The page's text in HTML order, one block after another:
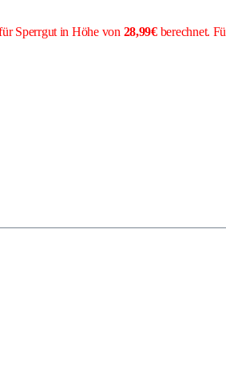
Sperrgut in Höhe von 28,99€berechnet.